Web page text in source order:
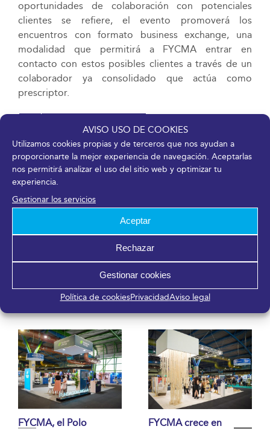
AVISO USO DE COOKIES
Utilizamos cookies propias y de terceros que nos ayudan a
proporcionarte la mejor experiencia de navegación. Aceptarlas
nos permitirá analizar el uso del sitio web y optimizar tu
experiencia.
Gestionar los servicios
Aceptar
Rechazar
Gestionar cookies
Política de cookiesPrivacidadAviso legal
oportunidades de colaboración con potenciales
clientes se refiere, el evento promoverá los
encuentros con formato business exchange, una
modalidad que permitirá a FYCMA entrar en
contacto con estos posibles clientes a través de un
colaborador ya consolidado que actúa como
prescriptor.
DESCARGAR EN PDF
6 julio, 2018
¡Comparte en tus redes sociales!
LinkedIn
Artículos relacionados
FYCMA, el Polo
FYCMA crece en